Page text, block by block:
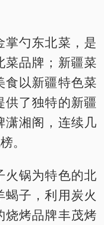
勺东北菜，是
菜品牌；新疆菜
食以新疆特色菜
供了独特的新疆
潇湘阁，连续几
。
锅为特色的北
子，利用炭火
烧烤品牌丰茂烤